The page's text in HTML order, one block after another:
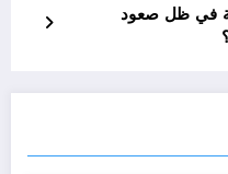
في ظل صعود